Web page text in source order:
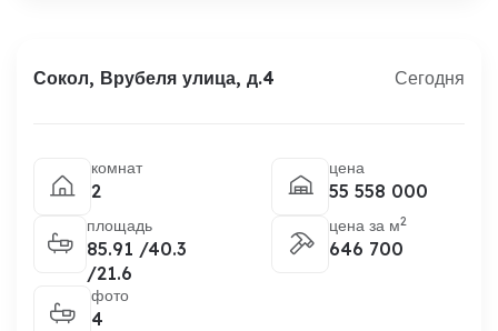
Сокол, Врубеля улица, д.4 Сегодня
комнат
2
площадь
85.91 /40.3
/21.6
цена
55 558 000
цена за м2
646 700
фото
4